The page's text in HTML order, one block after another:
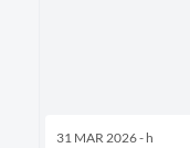
31 MAR 2026 - h